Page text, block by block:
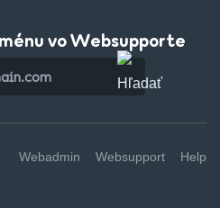
vo Websupporte
Webadmin Websupport Help